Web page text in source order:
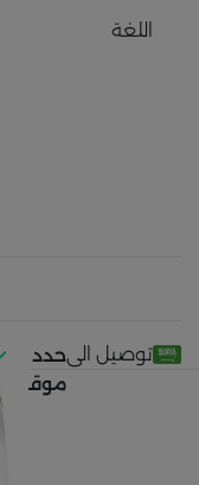
اللغة
توصيل الىحدد
موقعك